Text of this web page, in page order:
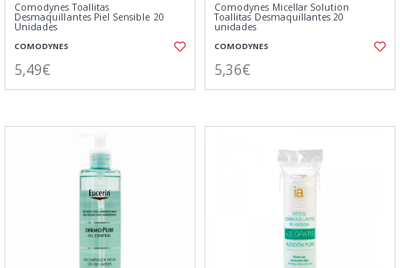
Comodynes Toallitas
Desmaquillantes Piel Sensible 20
Unidades
COMODYNES
5,49€
Comodynes Micellar Solution
Toallitas Desmaquillantes 20
unidades
COMODYNES
5,36€